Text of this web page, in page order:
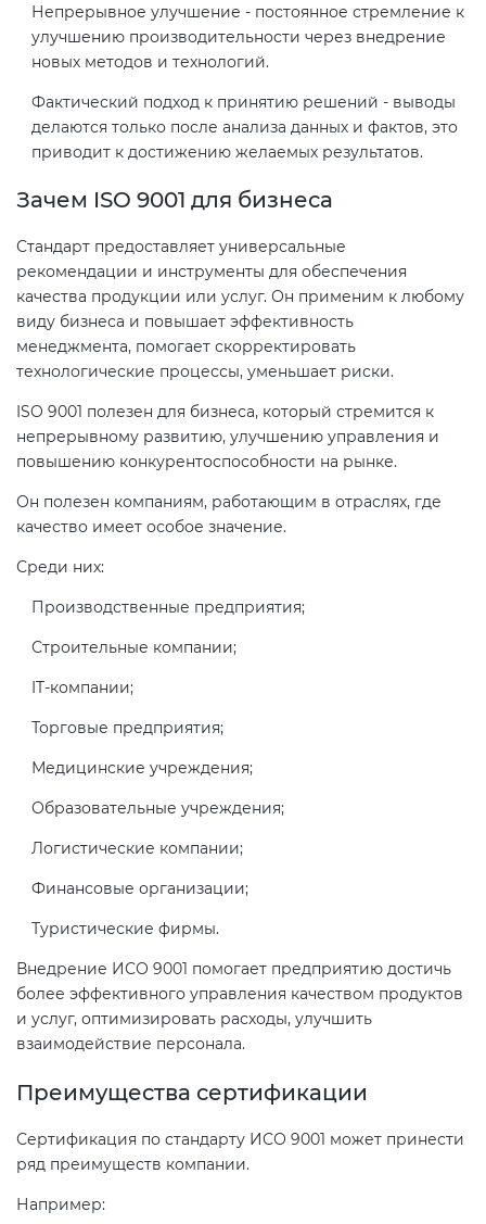
Непрерывное улучшение - постоянное стремление к
улучшению производительности через внедрение
новых методов и технологий.
Фактический подход к принятию решений - выводы
делаются только после анализа данных и фактов, это
приводит к достижению желаемых результатов.
Зачем ISO 9001 для бизнеса
Стандарт предоставляет универсальные
рекомендации и инструменты для обеспечения
качества продукции или услуг. Он применим к любому
виду бизнеса и повышает эффективность
менеджмента, помогает скорректировать
технологические процессы, уменьшает риски.
ISO 9001 полезен для бизнеса, который стремится к
непрерывному развитию, улучшению управления и
повышению конкурентоспособности на рынке.
Он полезен компаниям, работающим в отраслях, где
качество имеет особое значение.
Среди них:
Производственные предприятия;
Строительные компании;
IT-компании;
Торговые предприятия;
Медицинские учреждения;
Образовательные учреждения;
Логистические компании;
Финансовые организации;
Туристические фирмы.
Внедрение ИСО 9001 помогает предприятию достичь
более эффективного управления качеством продуктов
и услуг, оптимизировать расходы, улучшить
взаимодействие персонала.
Преимущества сертификации
Сертификация по стандарту ИСО 9001 может принести
ряд преимуществ компании.
Например:
Сертификация промышленного
Сертификация средств
индивидуальной защиты (ТР ТС
019)
Действующие технические
регламенты